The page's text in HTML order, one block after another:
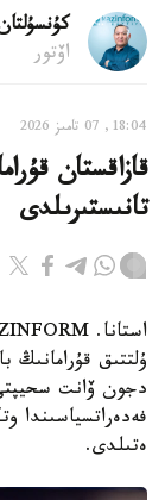
اۆتور
18:04, 07 تامىز 2026
قازاقستان
تانىستىرىلدى
ۇلتتىق قۇرامانىڭ
دجون ۆانت سحيپتى
فەدەراتسياسىندا
ەتىلدى.